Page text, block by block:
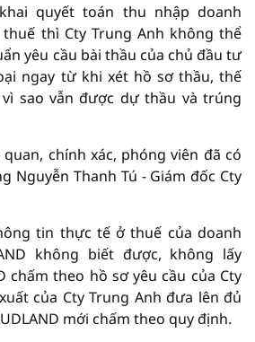
quyết toán thu nhập doanh
thì Cty Trung Anh không thể
yêu cầu bài thầu của chủ đầu tư
ngay từ khi xét hồ sơ thầu, thế
sao vẫn được dự thầu và trúng
chính xác, phóng viên đã có
Nguyễn Thanh Tú - Giám đốc Cty
tin thực tế ở thuế của doanh
không biết được, không lấy
chấm theo hồ sơ yêu cầu của Cty
của Cty Trung Anh đưa lên đủ
mới chấm theo quy định.